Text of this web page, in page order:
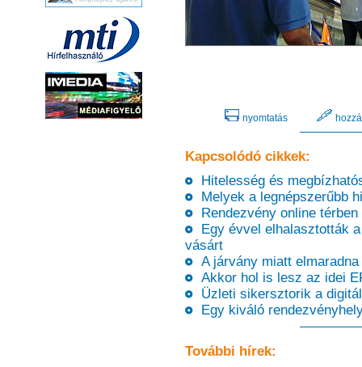
nyomtatás
Kapcsolódó cikkek:
Hitelesség és
Melyek a legnépszerűbb
Rendezvény online térben
Egy évvel elhalasztották
vásárt
A járvány miatt
Akkor hol is lesz az idei
Üzleti sikersztorik a
Egy kiváló
További hírek: